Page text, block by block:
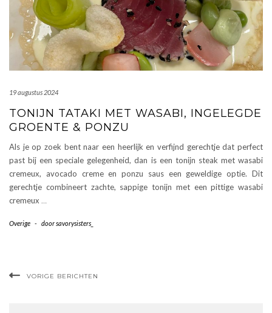
19 augustus 2024
TONIJN TATAKI MET WASABI, INGELEGDE
GROENTE & PONZU
Als je op zoek bent naar een heerlijk en verfijnd gerechtje dat perfect
past bij een speciale gelegenheid, dan is een tonijn steak met wasabi
cremeux, avocado creme en ponzu saus een geweldige optie. Dit
gerechtje combineert zachte, sappige tonijn met een pittige wasabi
cremeux …
Overige - doorsavorysisters_
VORIGE BERICHTEN